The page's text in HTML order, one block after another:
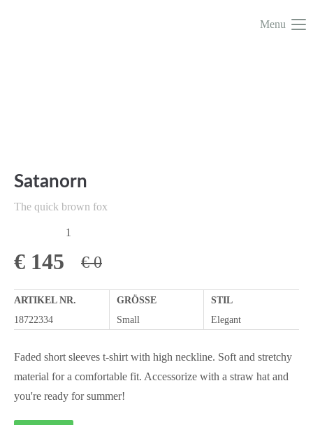
Menu
Satanorn
The quick brown fox
1
€ 145 € 0
ARTIKEL NR.
18722334
GRÖSSE
Small
STIL
Elegant
Faded short sleeves t-shirt with high neckline. Soft and stretchy
material for a comfortable fit. Accessorize with a straw hat and
you're ready for summer!